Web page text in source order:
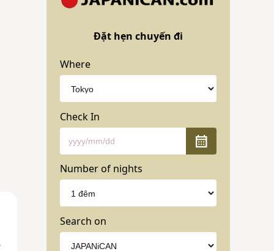
Đặt hẹn chuyến đi
Where
Check In
Number of nights
Search on